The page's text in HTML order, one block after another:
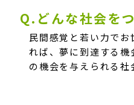
Q.どんな社会を
民間感覚と若い力で
れば、夢に到達する
の機会を与えられる社